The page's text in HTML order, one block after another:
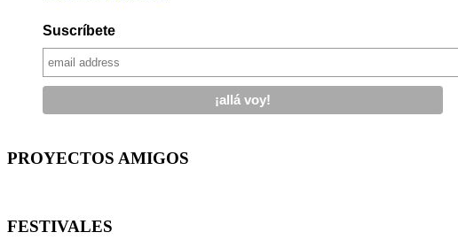
Suscríbete
PROYECTOS AMIGOS
FESTIVALES